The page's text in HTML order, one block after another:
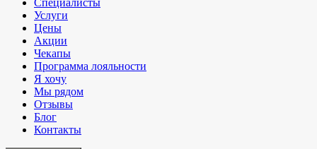
Специалисты
Услуги
Цены
Акции
Чекапы
Программа лояльности
Я хочу
Мы рядом
Отзывы
Блог
Контакты